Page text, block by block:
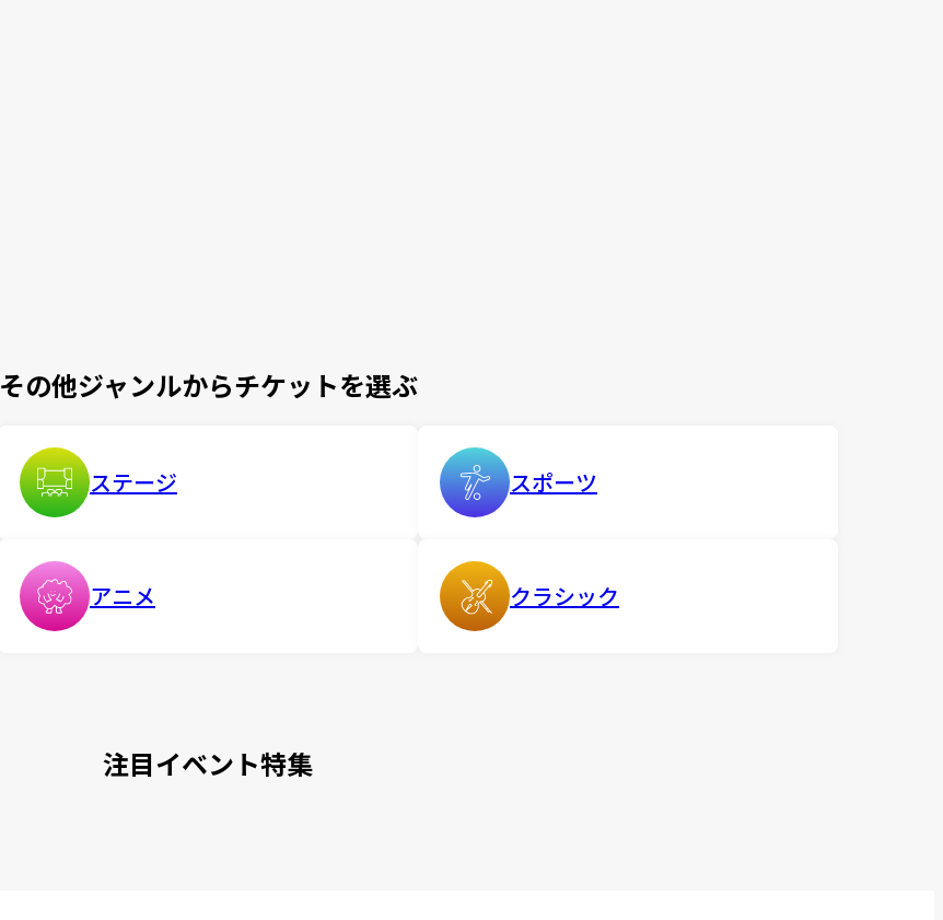
その他ジャンルからチケットを選ぶ
ステージ スポーツ
アニメ クラシック
注目イベント特集